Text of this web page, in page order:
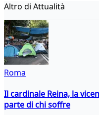
Altro di Attualità
Roma
Il cardinale Reina, la
parte di chi soffre